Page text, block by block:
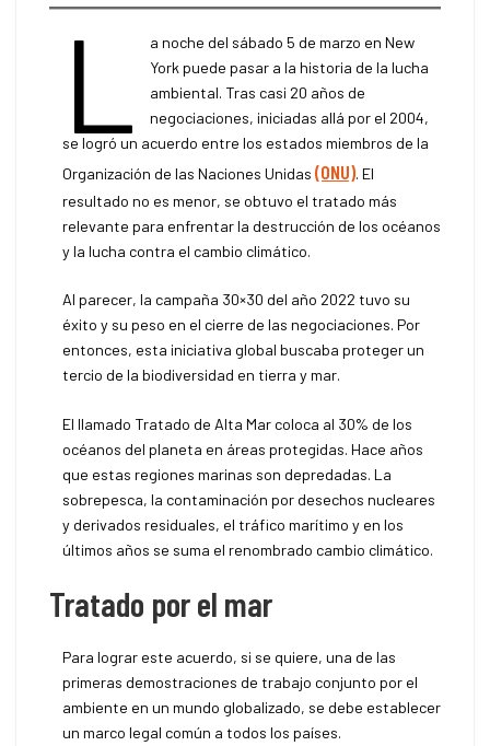
L
a noche del sábado 5 de marzo en New
York puede pasar a la historia de la lucha
ambiental. Tras casi 20 años de
negociaciones, iniciadas allá por el 2004,
se logró un acuerdo entre los estados miembros de la
Organización de las Naciones Unidas (ONU). El
resultado no es menor, se obtuvo el tratado más
relevante para enfrentar la destrucción de los océanos
y la lucha contra el cambio climático.
Al parecer, la campaña 30×30 del año 2022 tuvo su
éxito y su peso en el cierre de las negociaciones. Por
entonces, esta iniciativa global buscaba proteger un
tercio de la biodiversidad en tierra y mar.
El llamado Tratado de Alta Mar coloca al 30% de los
océanos del planeta en áreas protegidas. Hace años
que estas regiones marinas son depredadas. La
sobrepesca, la contaminación por desechos nucleares
y derivados residuales, el tráfico marítimo y en los
últimos años se suma el renombrado cambio climático.
Tratado por el mar
Para lograr este acuerdo, si se quiere, una de las
primeras demostraciones de trabajo conjunto por el
ambiente en un mundo globalizado, se debe establecer
un marco legal común a todos los países.